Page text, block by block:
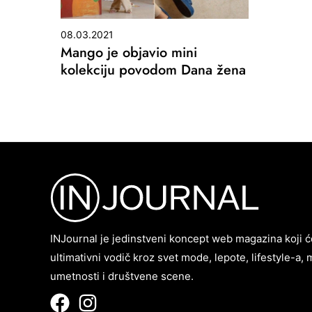
08.03.2021
Mango je objavio mini
kolekciju povodom Dana žena
INJournal je jedinstveni koncept web magazina koji
ultimativni vodič kroz svet mode, lepote, lifestyle-a,
umetnosti i društvene scene.